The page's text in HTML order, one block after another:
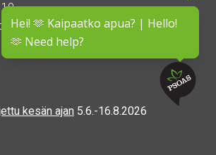
Hei! 🫶 Kaipaatko apua? | Hello!
🫶 Need help?
kesän ajan 5.6.-16.8.2026